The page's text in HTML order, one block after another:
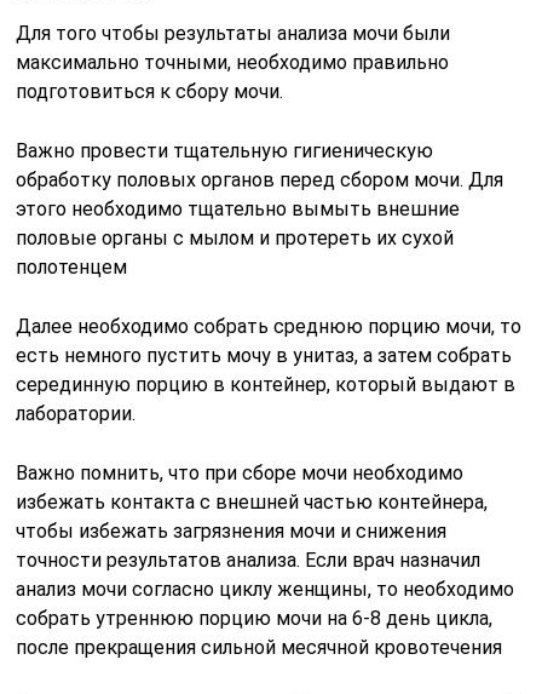
Для того чтобы результаты анализа мочи были
максимально точными, необходимо правильно
подготовиться к сбору мочи.
Важно провести тщательную гигиеническую
обработку половых органов перед сбором мочи. Для
этого необходимо тщательно вымыть внешние
половые органы с мылом и протереть их сухой
полотенцем
Далее необходимо собрать среднюю порцию мочи, то
есть немного пустить мочу в унитаз, а затем собрать
серединную порцию в контейнер, который выдают в
лаборатории.
Важно помнить, что при сборе мочи необходимо
избежать контакта с внешней частью контейнера,
чтобы избежать загрязнения мочи и снижения
точности результатов анализа. Если врач назначил
анализ мочи согласно циклу женщины, то необходимо
собрать утреннюю порцию мочи на 6-8 день цикла,
после прекращения сильной месячной кровотечения